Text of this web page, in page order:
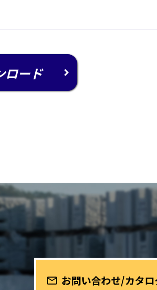
ロード
mail_outline お問い合わせ/カタ